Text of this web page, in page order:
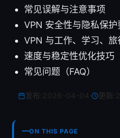
常见误解与注意事项
VPN 安全性与隐私保护
VPN 与工作、学习、
速度与稳定性优化技巧
常见问题（FAQ）
更新:
ON THIS PAGE